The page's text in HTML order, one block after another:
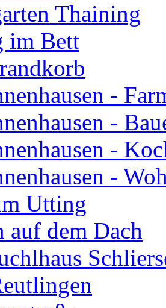
Thaining
im Bett
-
-
-
-
Utting
auf dem Dach